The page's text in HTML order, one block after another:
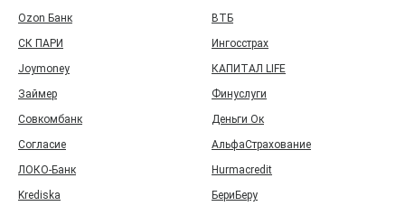
Ozon Банк
ВТБ
СК ПАРИ
Ингосстрах
Joymoney
КАПИТАЛ LIFE
Займер
Финуслуги
Совкомбанк
Деньги Ок
Согласие
АльфаСтрахование
ЛОКО-Банк
Hurmacredit
Krediska
БериБеру